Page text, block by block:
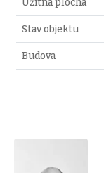
Užitná plocha
Stav objektu
Budova